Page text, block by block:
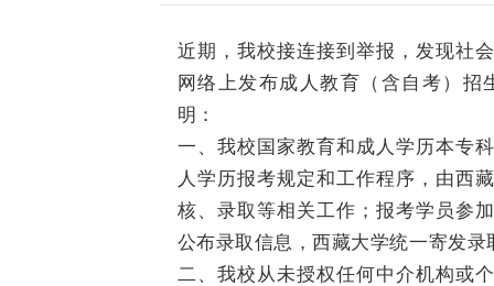
近期，我校接连接到举报，发现社
网络上发布成人教育（含自考）
明：
一、我校国家教育和成人学历本专
人学历报考规定和工作程序，由西
核、录取等相关工作；报考学员参
公布录取信息，西藏大学统一寄发
二、我校从未授权任何中介机构或